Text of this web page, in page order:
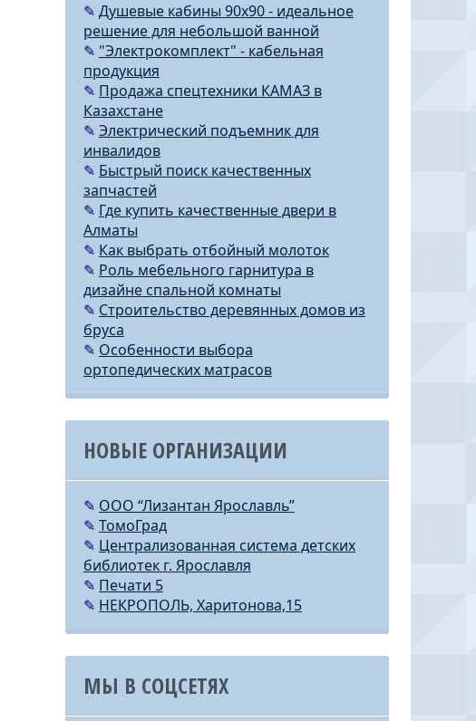
✎ Душевые кабины 90х90 - идеальное
решение для небольшой ванной
✎ "Электрокомплект" - кабельная
продукция
✎ Продажа спецтехники КАМАЗ в
Казахстане
✎ Электрический подъемник для
инвалидов
✎ Быстрый поиск качественных
запчастей
✎ Где купить качественные двери в
Алматы
✎ Как выбрать отбойный молоток
✎ Роль мебельного гарнитура в
дизайне спальной комнаты
✎ Строительство деревянных домов из
бруса
✎ Особенности выбора
ортопедических матрасов
НОВЫЕ ОРГАНИЗАЦИИ
✎ ООО “Лизантан Ярославль”
✎ ТомоГрад
✎ Централизованная система детских
библиотек г. Ярославля
✎ Печати 5
✎ НЕКРОПОЛЬ, Харитонова,15
МЫ В СОЦСЕТЯХ